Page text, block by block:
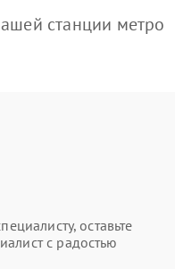
станции метро
оставьте
с радостью